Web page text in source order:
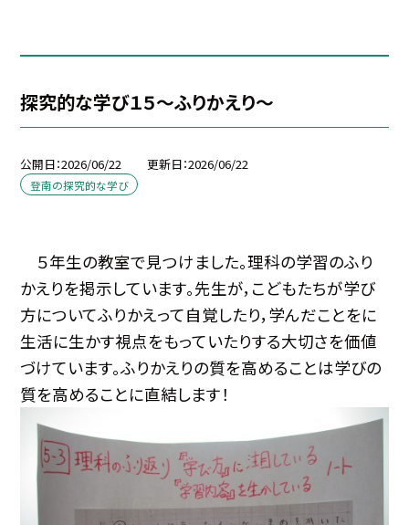
探究的な学び１５～ふりかえり～
公開日 2026/06/22 更新日 2026/06/22
登南の探究的な学び
５年生の教室で見つけました。理科の学習のふり
かえりを掲示しています。先生が，こどもたちが学び
方についてふりかえって自覚したり，学んだことをに
生活に生かす視点をもっていたりする大切さを価値
づけています。ふりかえりの質を高めることは学びの
質を高めることに直結します！